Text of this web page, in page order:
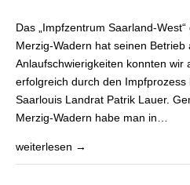
Das „Impfzentrum Saarland-
Merzig-Wadern hat seinen
Anlaufschwierigkeiten konnten wir
erfolgreich durch den Impfprozess
Saarlouis Landrat Patrik Lauer.
Merzig-Wadern habe man in…
weiterlesen →